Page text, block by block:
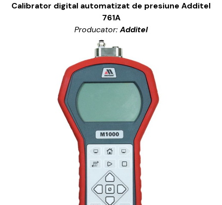
Calibrator digital automatizat de presiune Additel
761A
Producator:Additel